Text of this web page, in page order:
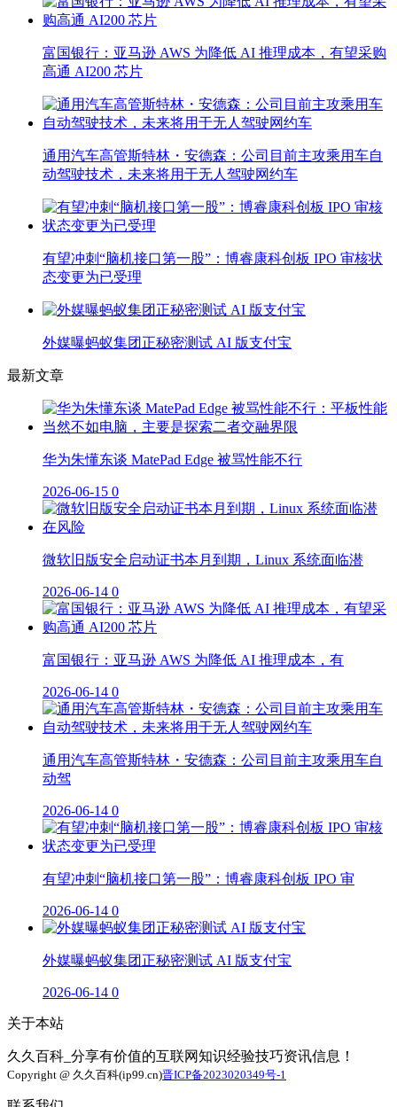
富国银行：亚马逊 AWS 为降低 AI 推理成本，有望采购
高通 AI200 芯片
通用汽车高管斯特林・安德森：公司目前主攻乘用车自
动驾驶技术，未来将用于无人驾驶网约车
有望冲刺“脑机接口第一股”：博睿康科创板 IPO 审核状
态变更为已受理
外媒曝蚂蚁集团正秘密测试 AI 版支付宝
最新文章
华为朱懂东谈 MatePad Edge 被骂性能不行
2026-06-15 0
微软旧版安全启动证书本月到期，Linux 系统面临潜
2026-06-14 0
富国银行：亚马逊 AWS 为降低 AI 推理成本，有
2026-06-14 0
通用汽车高管斯特林・安德森：公司目前主攻乘用车自
动驾
2026-06-14 0
有望冲刺“脑机接口第一股”：博睿康科创板 IPO 审
2026-06-14 0
外媒曝蚂蚁集团正秘密测试 AI 版支付宝
2026-06-14 0
关于本站
久久百科_分享有价值的互联网知识经验技巧资讯信息！
Copyright @ 久久百科(ip99.cn)晋ICP备2023020349号-1